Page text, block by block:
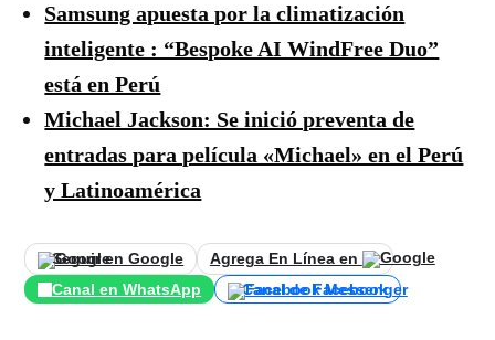
Samsung apuesta por la climatización
inteligente : “Bespoke AI WindFree Duo”
está en Perú
Michael Jackson: Se inició preventa de
entradas para película «Michael» en el Perú
y Latinoamérica
Seguir en Google
Agrega En Línea en
Canal en WhatsApp
Canal de Facebook